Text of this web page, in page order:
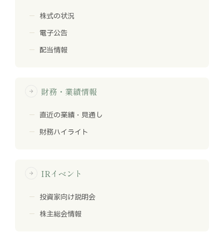
株式の状況
電子公告
配当情報
arrow_forward 財務・業績情報
直近の業績・見通し
財務ハイライト
arrow_forward IRイベント
投資家向け説明会
株主総会情報